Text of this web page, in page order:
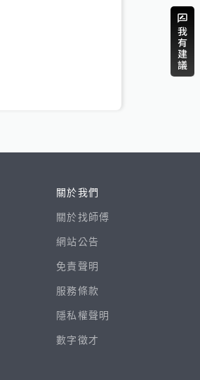
關於我們
關於找師傅
網站公告
免責聲明
服務條款
隱私權聲明
數字徵才